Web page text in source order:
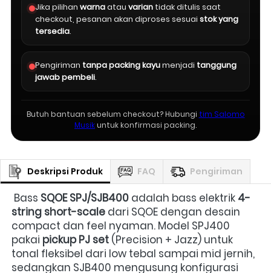
Jika pilihan warnaatau varian tidak ditulis saat
checkout, pesanan akan diproses sesuai stok yang
tersedia.
Pengiriman tanpa packing kayumenjadi tanggung
jawab pembeli.
Butuh bantuan sebelum checkout? Hubungi tim Salomo
Musikuntuk konfirmasi packing.
Deskripsi Produk FAQ Pengiriman
Bass SQOE SPJ/SJB400 adalah bass elektrik 4-
string short-scale dari SQOE dengan desain
compact dan feel nyaman. Model SPJ400
pakai pickup PJ set (Precision + Jazz) untuk
tonal fleksibel dari low tebal sampai mid jernih,